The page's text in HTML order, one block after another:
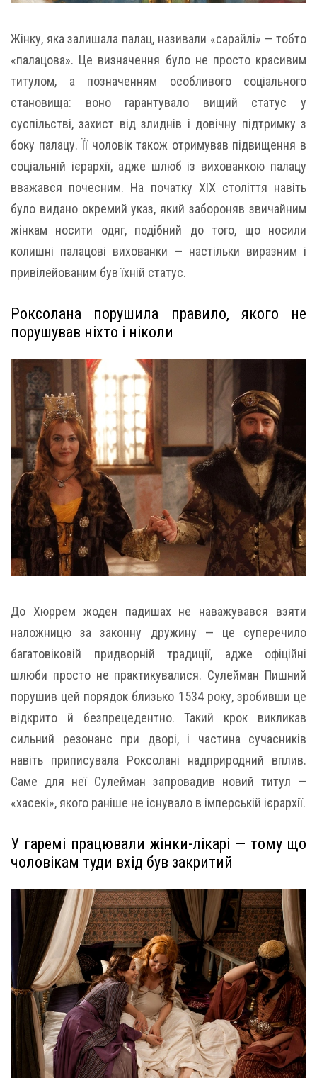
Жінку, яка залишала палац, називали «сарайлі» — тобто
«палацова». Це визначення було не просто красивим
титулом, а позначенням особливого соціального
становища: воно гарантувало вищий статус у
суспільстві, захист від злиднів і довічну підтримку з
боку палацу. Її чоловік також отримував підвищення в
соціальній ієрархії, адже шлюб із вихованкою палацу
вважався почесним. На початку XIX століття навіть
було видано окремий указ, який забороняв звичайним
жінкам носити одяг, подібний до того, що носили
колишні палацові вихованки — настільки виразним і
привілейованим був їхній статус.
Роксолана порушила правило, якого не
порушував ніхто і ніколи
До Хюррем жоден падишах не наважувався взяти
наложницю за законну дружину — це суперечило
багатовіковій придворній традиції, адже офіційні
шлюби просто не практикувалися. Сулейман Пишний
порушив цей порядок близько 1534 року, зробивши це
відкрито й безпрецедентно. Такий крок викликав
сильний резонанс при дворі, і частина сучасників
навіть приписувала Роксолані надприродний вплив.
Саме для неї Сулейман запровадив новий титул —
«хасекі», якого раніше не існувало в імперській ієрархії.
У гаремі працювали жінки-лікарі — тому що
чоловікам туди вхід був закритий